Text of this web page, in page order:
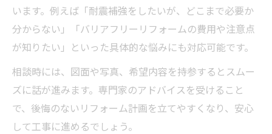
います。例えば「耐震補強をしたいが、どこまで必要か
分からない」「バリアフリーリフォームの費用や注意点
が知りたい」といった具体的な悩みにも対応可能です。
相談時には、図面や写真、希望内容を持参するとスムー
ズに話が進みます。専門家のアドバイスを受けること
で、後悔のないリフォーム計画を立てやすくなり、安心
して工事に進めるでしょう。